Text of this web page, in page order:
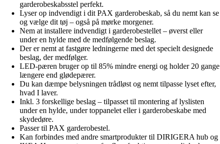
garderobeskabsstel perfekt.
Lyser op indvendigt i dit PAX garderobeskab, så du nemt kan se
og vælge dit tøj – også på mørke morgener.
Nem at installere indvendigt i garderobestellet – øverst eller
under en hylde med de medfølgende beslag.
Der er nemt at fastgøre ledningerne med det specielt designede
beslag, der medfølger.
LED-pæren bruger op til 85% mindre energi og holder 20 gange
længere end glødepærer.
Du kan dæmpe belysningen trådløst og nemt tilpasse lyset efter,
hvad I laver.
Inkl. 3 forskellige beslag – tilpasset til montering af lyslisten
under en hylde, under toppanelet eller i garderobeskabe med
skydedøre.
Passer til PAX garderobestel.
Kan forbindes med andre smartprodukter til DIRIGERA hub og